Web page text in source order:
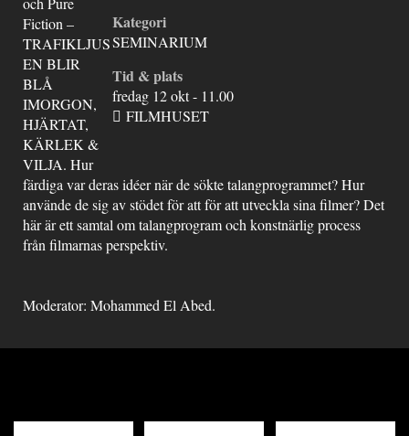
Kategori
SEMINARIUM
Tid & plats
fredag 12 okt - 11.00
FILMHUSET
Fiction –
TRAFIKLJUS
EN BLIR
BLÅ
IMORGON,
HJÄRTAT,
KÄRLEK &
VILJA. Hur
färdiga var deras idéer när de sökte talangprogrammet? Hur
använde de sig av stödet för att för att utveckla sina filmer? Det
här är ett samtal om talangprogram och konstnärlig process
från filmarnas perspektiv.
Moderator: Mohammed El Abed.